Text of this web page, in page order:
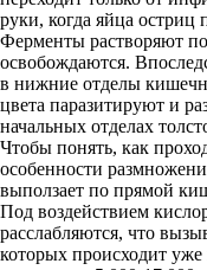
руки, когда яйца
Ферменты растворяют
освобождаются.
в нижние отделы
цвета паразитируют и
начальных отделах
Чтобы понять, как
особенности
выползает по прямой
Под воздействием
расслабляются, что
которых происходит